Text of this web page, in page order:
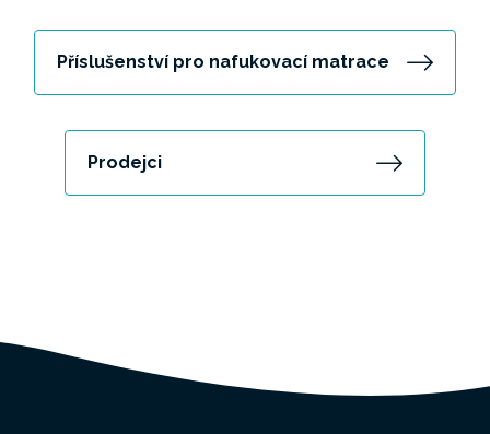
Příslušenství pro nafukovací matrace
Prodejci